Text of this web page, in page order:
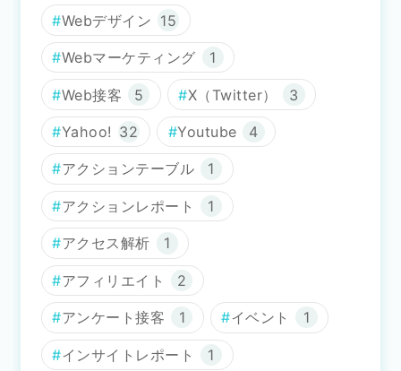
Webデザイン 15
Webマーケティング 1
Web接客 5 X（Twitter） 3
Yahoo! 32 Youtube 4
アクションテーブル 1
アクションレポート 1
アクセス解析 1
アフィリエイト 2
アンケート接客 1 イベント 1
インサイトレポート 1